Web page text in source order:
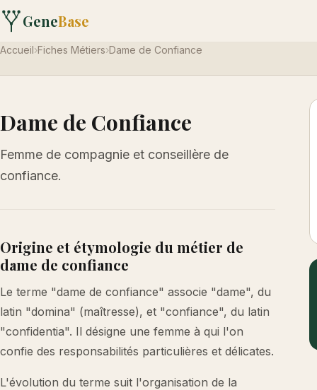
GeneBase
Accueil›Fiches Métiers›Dame de Confiance
Dame de Confiance
Femme de compagnie et conseillère de
confiance.
Origine et étymologie du métier de
dame de confiance
Le terme "dame de confiance" associe "dame", du
latin "domina" (maîtresse), et "confiance", du latin
"confidentia". Il désigne une femme à qui l'on
confie des responsabilités particulières et délicates.
L'évolution du terme suit l'organisation de la